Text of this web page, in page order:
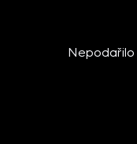
Nepodařilo